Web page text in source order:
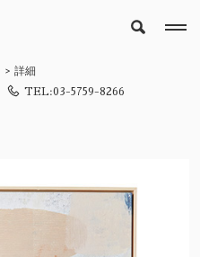
詳細
TEL:03-5759-8266